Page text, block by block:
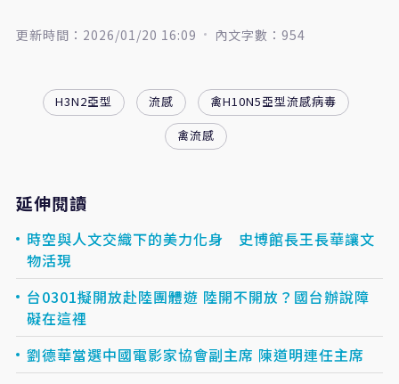
更新時間：2026/01/20 16:09 內文字數：954
H3N2亞型 流感
禽H10N5亞型流感病毒
禽流感
延伸閱讀
時空與人文交織下的美力化身 史博館長王長華讓文
物活現
台0301擬開放赴陸團體遊 陸開不開放？國台辦說障
礙在這裡
劉德華當選中國電影家協會副主席 陳道明連任主席